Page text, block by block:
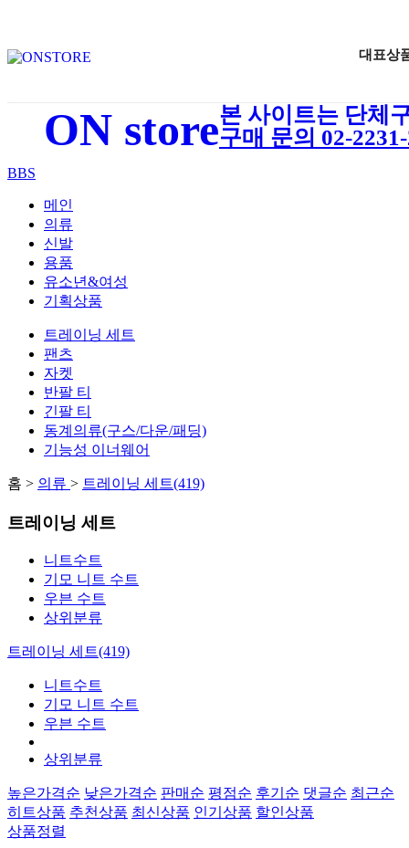
대표상
ON store본 사이트는 단체
구매 문의 02-
BBS
메인
의류
신발
용품
유소년&여성
기획상품
트레이닝 세트
팬츠
자켓
반팔 티
긴팔 티
동계의류(구스/다운/패딩)
기능성 이너웨어
홈 > 의류 > 트레이닝 세트(419)
트레이닝 세트
니트수트
기모 니트 수트
우븐 수트
상위분류
트레이닝 세트(419)
니트수트
기모 니트 수트
우븐 수트
상위분류
높은가격순 낮은가격순 판매순 평점순 후기순 댓글순 최근순
히트상품 추천상품 최신상품 인기상품 할인상품
상품정렬